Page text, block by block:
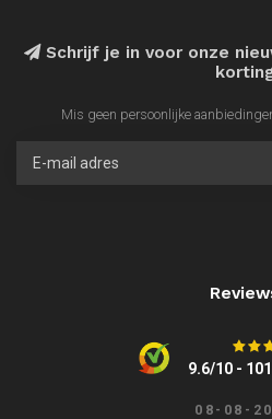
Schrijf je in voor onze
Mis geen persoonlijke
9.6/10 -
08-08-